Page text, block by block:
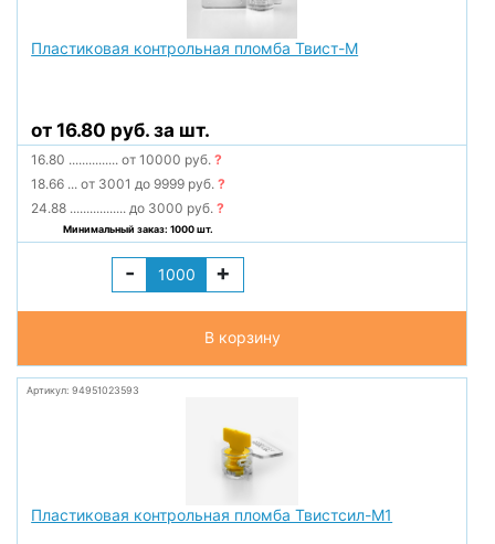
Пластиковая контрольная пломба Твист-М
от 16.80 руб. за шт.
16.80 ............... от 10000 руб.?
18.66 ... от 3001 до 9999 руб.?
24.88 ................. до 3000 руб.?
Минимальный заказ: 1000 шт.
- +
В корзину
Артикул: 94951023593
Пластиковая контрольная пломба Твистсил-М1